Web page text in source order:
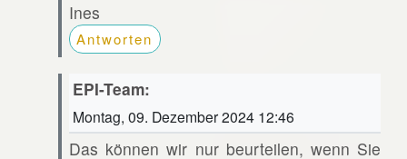
Ines
Antworten
EPI-Team:
Montag, 09. Dezember 2024 12:46
Das können wir nur beurteilen, wenn Sie